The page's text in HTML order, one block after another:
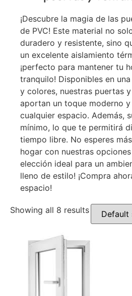
¡Descubre la magia de las
de PVC! Este material no
duradero y resistente, sino
un excelente aislamiento
¡perfecto para mantener tu
tranquilo! Disponibles en
y colores, nuestras puertas
aportan un toque moderno y
cualquier espacio. Además,
mínimo, lo que te permitirá
tiempo libre. No esperes
hogar con nuestras opciones
elección ideal para un
lleno de estilo! ¡Compra
espacio!
Showing all 8 results